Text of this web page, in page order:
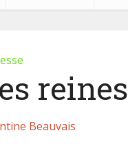
reines
Beauvais